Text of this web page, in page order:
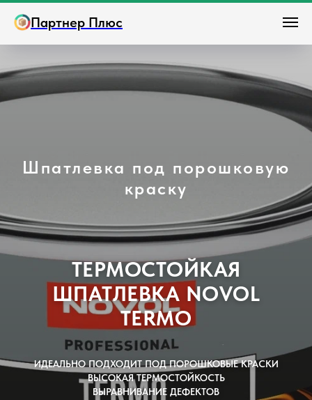
Партнер Плюс
Шпатлевка под порошковую
краску
ТЕРМОСТОЙКАЯ
ШПАТЛЕВКА NOVOL
TERMO
ИДЕАЛЬНО ПОДХОДИТ ПОД ПОРОШКОВЫЕ КРАСКИ
ВЫСОКАЯ ТЕРМОСТОЙКОСТЬ
ВЫРАВНИВАНИЕ ДЕФЕКТОВ